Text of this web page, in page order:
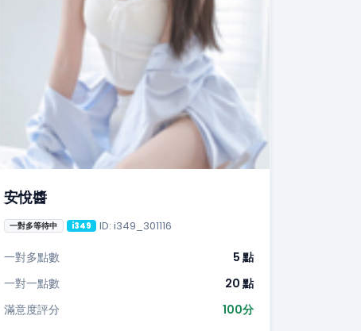
安悅醬
一對多等待中 i349 ID: i349_301116
一對多點數
5 點
一對一點數
20 點
滿意度評分
100分